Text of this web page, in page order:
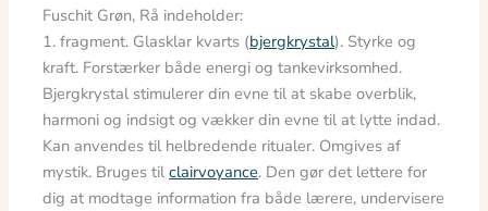
Fuschit Grøn, Rå indeholder:
1. fragment. Glasklar kvarts (bjergkrystal). Styrke og
kraft. Forstærker både energi og tankevirksomhed.
Bjergkrystal stimulerer din evne til at skabe overblik,
harmoni og indsigt og vækker din evne til at lytte indad.
Kan anvendes til helbredende ritualer. Omgives af
mystik. Bruges tilclairvoyance. Den gør det lettere for
dig at modtage information fra både lærere, undervisere